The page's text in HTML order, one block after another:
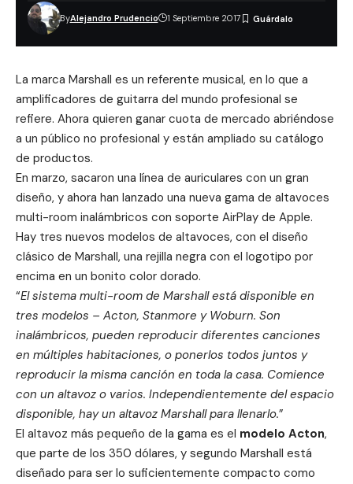
ByAlejandro Prudencio 1 Septiembre 2017
La marca Marshall es un referente musical, en lo que a
amplificadores de guitarra del mundo profesional se
refiere. Ahora quieren ganar cuota de mercado abriéndose
a un público no profesional y están ampliado su catálogo
de productos.
En marzo, sacaron una línea de auriculares con un gran
diseño, y ahora han lanzado una nueva gama de altavoces
multi-room inalámbricos con soporte AirPlay de Apple.
Hay tres nuevos modelos de altavoces, con el diseño
clásico de Marshall, una rejilla negra con el logotipo por
encima en un bonito color dorado.
“El sistema multi-room de Marshall está disponible en
tres modelos – Acton, Stanmore y Woburn. Son
inalámbricos, pueden reproducir diferentes canciones
en múltiples habitaciones, o ponerlos todos juntos y
reproducir la misma canción en toda la casa. Comience
con un altavoz o varios. Independientemente del espacio
disponible, hay un altavoz Marshall para llenarlo.”
El altavoz más pequeño de la gama es el modelo Acton,
que parte de los 350 dólares, y segundo Marshall está
diseñado para ser lo suficientemente compacto como